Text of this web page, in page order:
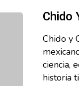
Chido
Chido y
ciencia,
historia